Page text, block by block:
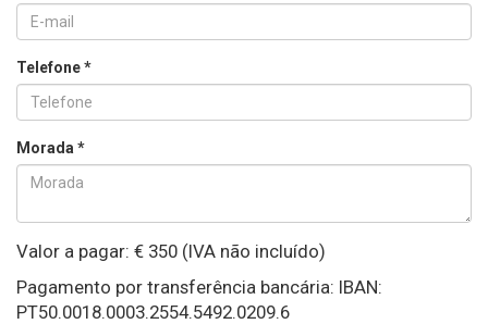
Telefone *
Morada *
Valor a pagar: € 350 (IVA não incluído)
Pagamento por transferência bancária: IBAN:
PT50.0018.0003.2554.5492.0209.6